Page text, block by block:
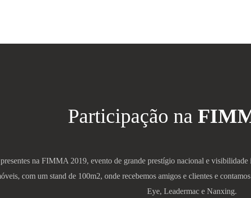
Participação na
na FIMMA 2019, evento de grande prestígio nacional e
com um stand de 100m2, onde recebemos amigos e clientes e
Eye, Leadermac e Nanxing.